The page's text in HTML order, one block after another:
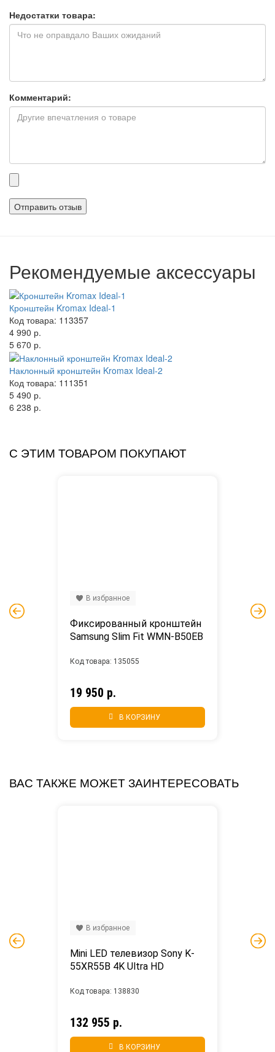
Недостатки товара:
Комментарий:
Прикрепленные
Рекомендуемые аксессуары
Кронштейн Kromax Ideal-1
Код товара: 113357
4 990 р.
5 670 р.
Наклонный кронштейн Kromax Ideal-2
Код товара: 111351
5 490 р.
6 238 р.
С ЭТИМ ТОВАРОМ ПОКУПАЮТ
Фиксированный кронштейн
Samsung Slim Fit WMN-B50EB
19 950 р.
В КОРЗИНУ
Код товара: 135055
В избранное
ВАС ТАКЖЕ МОЖЕТ ЗАИНТЕРЕСОВАТЬ
Mini LED телевизор Sony K-
55XR55B 4K Ultra HD
132 955 р.
В КОРЗИНУ
Код товара: 138830
В избранное